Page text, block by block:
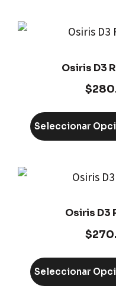
Osiris D3
$
Seleccionar
Osiris D3
$
Seleccionar